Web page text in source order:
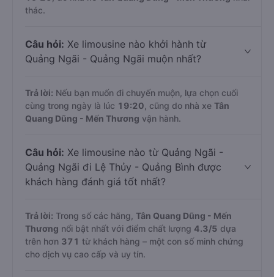
thác.
Câu hỏi: Xe limousine nào khởi hành từ
Quảng Ngãi - Quảng Ngãi muộn nhất?
Trả lời: Nếu bạn muốn đi chuyến muộn, lựa chọn cuối
cùng trong ngày là lúc 19:20 , cũng do nhà xe Tân
Quang Dũng - Mến Thương vận hành.
Câu hỏi: Xe limousine nào từ Quảng Ngãi -
Quảng Ngãi đi Lệ Thủy - Quảng Bình được
khách hàng đánh giá tốt nhất?
Trả lời: Trong số các hãng, Tân Quang Dũng - Mến
Thương nổi bật nhất với điểm chất lượng 4.3/5 dựa
trên hơn 371 từ khách hàng – một con số minh chứng
cho dịch vụ cao cấp và uy tín.